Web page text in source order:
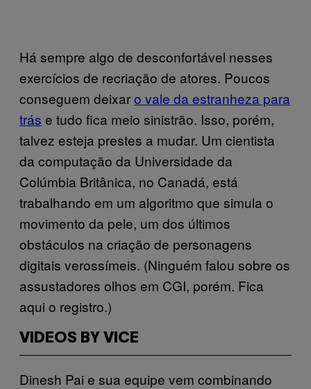
Há sempre algo de desconfortável nesses
exercícios de recriação de atores. Poucos
conseguem deixaro vale da estranheza para
trás e tudo fica meio sinistrão. Isso, porém,
talvez esteja prestes a mudar. Um cientista
da computação da Universidade da
Colúmbia Britânica, no Canadá, está
trabalhando em um algoritmo que simula o
movimento da pele, um dos últimos
obstáculos na criação de personagens
digitais verossímeis. (Ninguém falou sobre os
assustadores olhos em CGI, porém. Fica
aqui o registro.)
VIDEOS BY VICE
Dinesh Pai e sua equipe vem combinando